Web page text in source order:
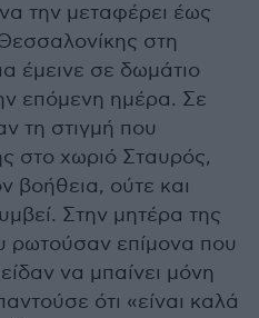
την μεταφέρει έως
στη
έμεινε σε δωμάτιο
επόμενη ημέρα. Σε
τη στιγμή που
στο χωριό Σταυρός,
βοήθεια, ούτε και
Στην μητέρα της
ρωτούσαν επίμονα που
να μπαίνει μόνη
ότι «είναι καλά